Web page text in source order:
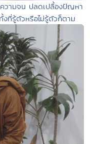
วามจน ปลดเปลื้องปัญหา
ที่รู้ตัวหรือไม่รู้ตัวก็ตาม